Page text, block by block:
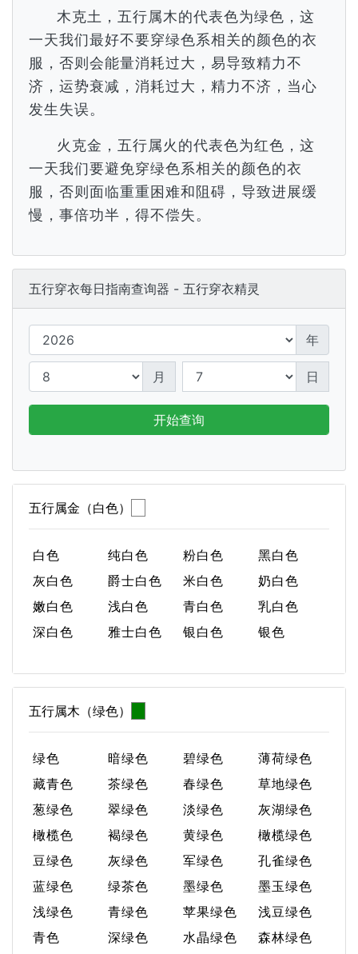
木克土，五行属木的代表色为绿色，这
一天我们最好不要穿绿色系相关的颜色的衣
服，否则会能量消耗过大，易导致精力不
济，运势衰减，消耗过大，精力不济，当心
发生失误。
火克金，五行属火的代表色为红色，这
一天我们要避免穿绿色系相关的颜色的衣
服，否则面临重重困难和阻碍，导致进展缓
慢，事倍功半，得不偿失。
五行穿衣每日指南查询器 - 五行穿衣精灵
年
月 日
开始查询
五行属金（白色）
白色 纯白色 粉白色
黑白色
灰白色
爵士白色 米白色
奶白色
嫩白色
浅白色 青白色
乳白色
深白色
雅士白色 银白色 银色
五行属木（绿色）
绿色 暗绿色 碧绿色
薄荷绿色
藏青色
茶绿色 春绿色
草地绿色
葱绿色
翠绿色 淡绿色
灰湖绿色
橄榄色
褐绿色 黄绿色
橄榄绿色
豆绿色
灰绿色 军绿色
孔雀绿色
蓝绿色
绿茶色 墨绿色
墨玉绿色
浅绿色
青绿色 苹果绿色
浅豆绿色
青色
深绿色 水晶绿色
森林绿色